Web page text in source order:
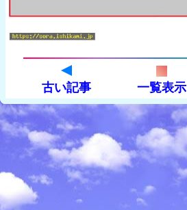
古い記事 一覧表示